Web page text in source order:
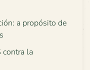
a propósito de
contra la